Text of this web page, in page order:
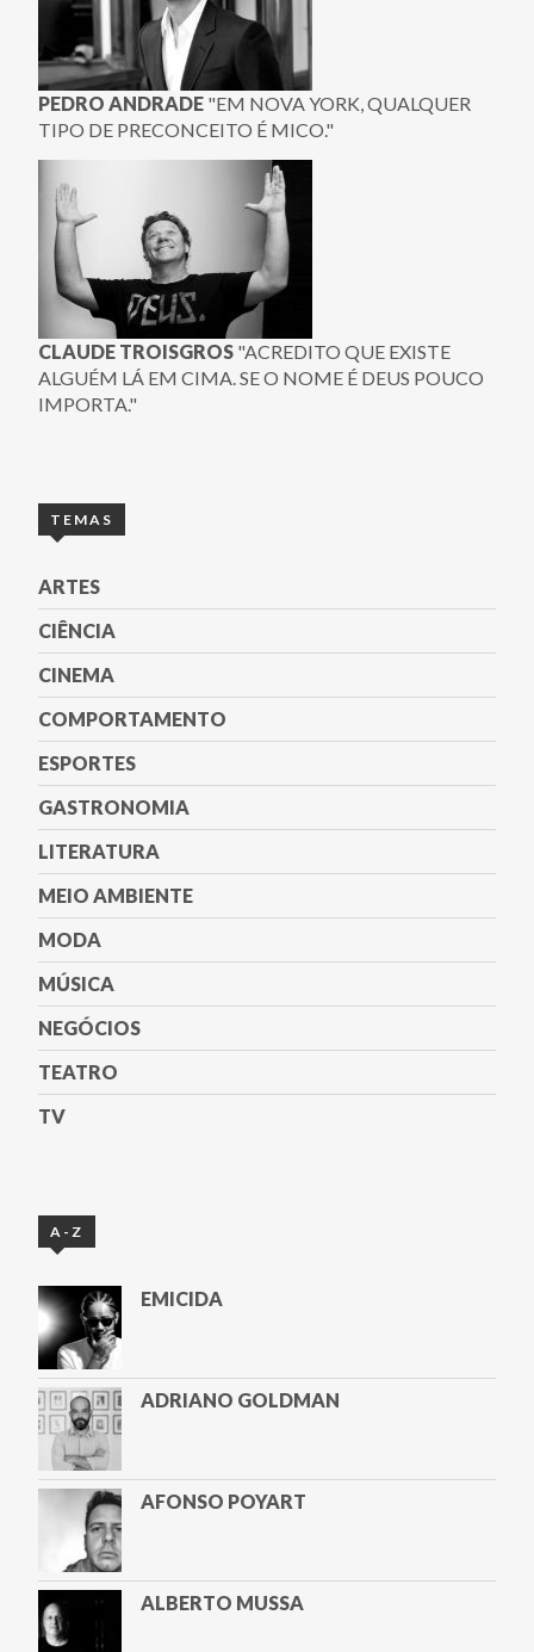
PEDRO ANDRADE "EM NOVA YORK, QUALQUER
TIPO DE PRECONCEITO É MICO."
CLAUDE TROISGROS "ACREDITO QUE EXISTE
ALGUÉM LÁ EM CIMA. SE O NOME É DEUS POUCO
IMPORTA."
TEMAS
ARTES
CIÊNCIA
CINEMA
COMPORTAMENTO
ESPORTES
GASTRONOMIA
LITERATURA
MEIO AMBIENTE
MODA
MÚSICA
NEGÓCIOS
TEATRO
TV
A-Z
EMICIDA
ADRIANO GOLDMAN
AFONSO POYART
ALBERTO MUSSA